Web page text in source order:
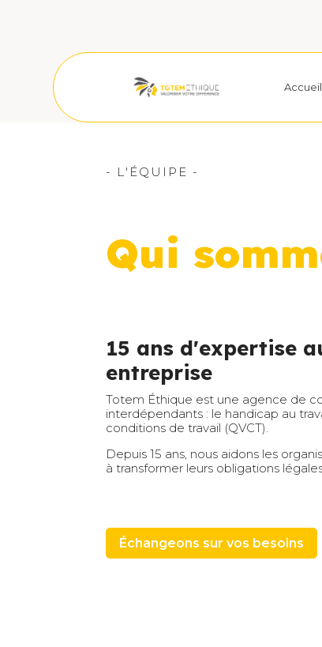
Accueil
- L'ÉQUIPE -
Qui
15 ans d'expertise
entreprise
Totem Éthique est une agence de
interdépendants : le handicap au
conditions de travail (QVCT).
Depuis 15 ans, nous aidons les
à transformer leurs obligations
Échangeons sur vos besoins